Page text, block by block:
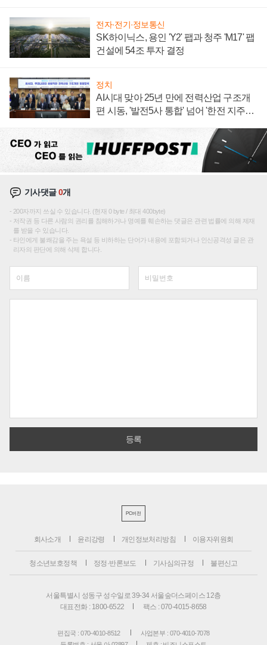
전자·전기·정보통신
SK하이닉스, 용인 'Y2' 팹과 청주 'M17' 팹
건설에 54조 투자 결정
정치
AI시대 맞아 25년 만에 전력산업 구조개
편 시동, '발전5사 통합' 넘어 '한전 지주사'
기사댓글0개
200자까지 쓰실 수 있습니다. (현재 0 byte / 최대 400byte)
저작권 등 다른 사람의 권리를 침해하거나 명예를 훼손하는 댓글은 관련 법률에 의해 제재
를 받을 수 있습니다.
타인에게 불쾌감을 주는 욕설 등 비하하는 단어가 내용에 포함되거나 인신공격성 글은 관
리자의 판단에 의해 삭제 합니다.
PC버전
회사소개 윤리강령 개인정보처리방침 이용자위원회
청소년보호정책 정정·반론보도 기사심의규정 불편신고
서울특별시 성동구 성수일로 39-34 서울숲더스페이스 12층
대표전화 : 1800-6522
팩스 : 070-4015-8658
편집국 : 070-4010-8512
사업본부 : 070-4010-7078